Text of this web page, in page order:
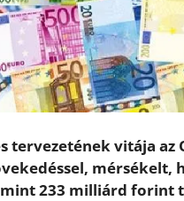
tervezetének vitája
mérsékelt,
233 milliárd forint